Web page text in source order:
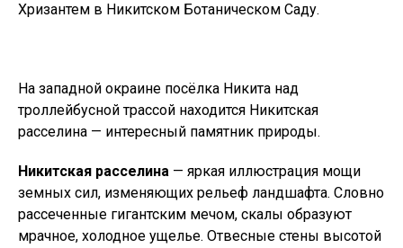
Хризантем в Никитском Ботаническом Саду.
На западной окраине посёлка Никита над
троллейбусной трассой находится Никитская
расселина — интересный памятник природы.
Никитская расселина — яркая иллюстрация мощи
земных сил, изменяющих рельеф ландшафта. Словно
рассеченные гигантским мечом, скалы образуют
мрачное, холодное ущелье. Отвесные стены высотой